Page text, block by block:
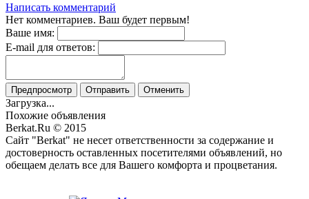
Написать комментарий
Нет комментариев. Ваш будет первым!
Ваше имя:
E-mail для ответов:
Предпросмотр Отправить Отменить
Загрузка...
Похожие объявления
Berkat.Ru © 2015
Сайт "Berkat" не несет ответственности за содержание и
достоверность оставленных посетителями объявлений, но
обещаем делать все для Вашего комфорта и процветания.